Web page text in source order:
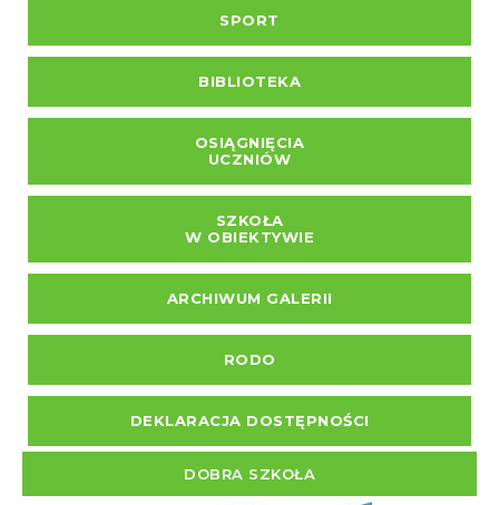
SPORT
BIBLIOTEKA
OSIĄGNIĘCIA
UCZNIÓW
SZKOŁA
W OBIEKTYWIE
ARCHIWUM GALERII
RODO
DEKLARACJA DOSTĘPNOŚCI
DOBRA SZKOŁA